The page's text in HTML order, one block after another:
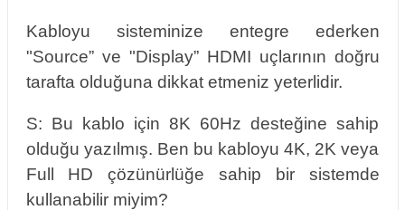
Kabloyu sisteminize entegre ederken
"Source” ve "Display” HDMI uçlarının doğru
tarafta olduğuna dikkat etmeniz yeterlidir.
S: Bu kablo için 8K 60Hz desteğine sahip
olduğu yazılmış. Ben bu kabloyu 4K, 2K veya
Full HD çözünürlüğe sahip bir sistemde
kullanabilir miyim?